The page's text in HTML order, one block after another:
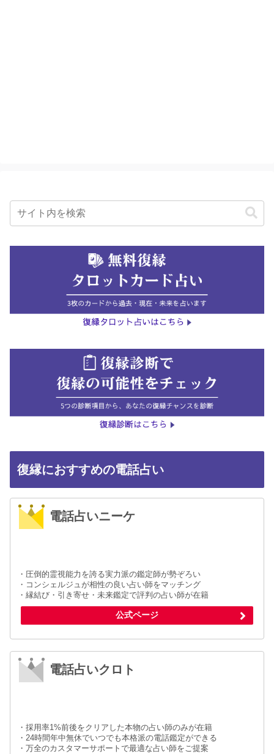
復縁におすすめの電話占い
電話占いニーケ
・圧倒的霊視能力を誇る実力派の鑑定師が勢ぞろい
・コンシェルジュが相性の良い占い師をマッチング
・縁結び・引き寄せ・未来鑑定で評判の占い師が在籍
公式ページ
電話占いクロト
・採用率1%前後をクリアした本物の占い師のみが在籍
・24時間年中無休でいつでも本格派の電話鑑定ができる
・万全のカスタマーサポートで最適な占い師をご提案